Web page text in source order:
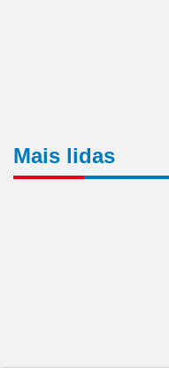
Mais lidas